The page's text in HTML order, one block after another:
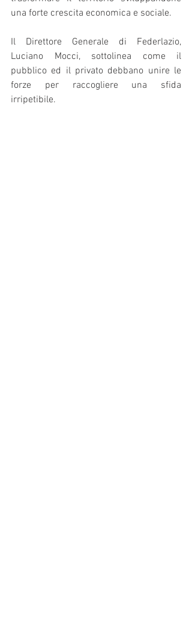
una forte crescita economica e sociale.
Il Direttore Generale di Federlazio,
Luciano Mocci, sottolinea come il
pubblico ed il privato debbano unire le
forze per raccogliere una sfida
irripetibile.